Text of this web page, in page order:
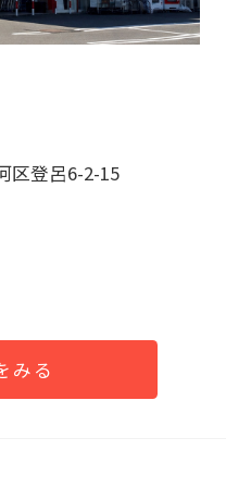
区登呂6-2-15
みる